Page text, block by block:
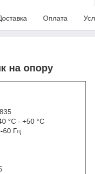
Оплата
на опору
°C - +50 °C
60 Гц